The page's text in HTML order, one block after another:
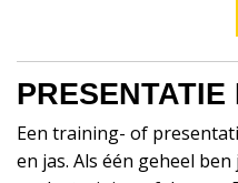
PRESENTATIE
Een training- of
en jas. Als één geheel